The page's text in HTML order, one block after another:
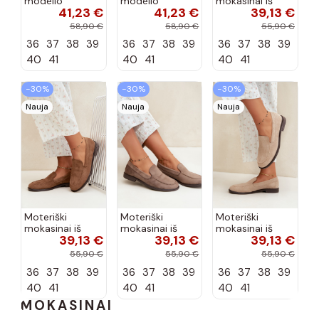
aukštakulniai
šokolado
spalvos Nesha
41,23 €
58,90 €
36 37 38 39
40 41
aukštakulniai
bordo spalvos
Nesha
41,23 €
58,90 €
36 37 38 39
40 41
dirbtinės
zomšos, bordo
39,13 €
55,90 €
36 37 38 39
40 41
−30%
Nauja
Moteriški
mokasinai iš
dirbtinės
zomšos, rudos
39,13 €
55,90 €
36 37 38 39
40 41
−30%
Nauja
Moteriški
mokasinai iš
dirbtinės
zomšos, molio
39,13 €
55,90 €
36 37 38 39
40 41
−30%
Nauja
Moteriški
mokasinai iš
dirbtinės
zomšos, smėlio
39,13 €
55,90 €
36 37 38 39
40 41
MOKASINAI